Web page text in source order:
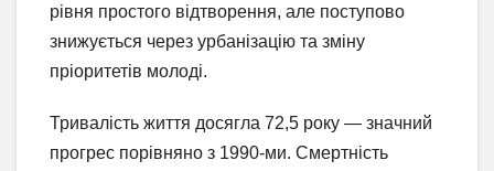
рівня простого відтворення, але поступово
знижується через урбанізацію та зміну
пріоритетів молоді.
Тривалість життя досягла 72,5 року — значний
прогрес порівняно з 1990-ми. Смертність